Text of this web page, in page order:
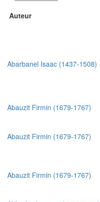
Auteur
Abarbanel Isaac (1437-1508)
Abauzit Firmin (1679-1767)
Abauzit Firmin (1679-1767)
Abauzit Firmin (1679-1767)